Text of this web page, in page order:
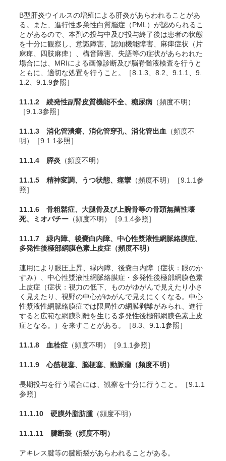
B型肝炎ウイルスの増殖による肝炎があらわれることがあ
る。
また、進行性多巣性白質脳症（PML）が認められるこ
とがあるので、本剤の投与中及び投与終了後は患者の状態
を十分に観察し、意識障害、認知機能障害、麻痺症状（片
麻痺、四肢麻痺）、構音障害、失語等の症状があらわれた
場合には、MRIによる画像診断及び脳脊髄液検査を行うと
ともに、適切な処置を行うこと。
［8.1.3、8.2、9.1.1、9.
1.2、9.1.9参照］
11.1.2 続発性副腎皮質機能不全、糖尿病 （頻度不明）
［9.1.3参照］
11.1.3 消化管潰瘍、消化管穿孔、消化管出血
（頻度不
明）［9.1.1参照］
11.1.4 膵炎 （頻度不明）
11.1.5 精神変調、うつ状態、痙攣（頻度不明）［9.1.1参
照］
11.1.6 骨粗鬆症、大腿骨及び上腕骨等の骨頭無菌性壊
死、ミオパチー （頻度不明）［9.1.4参照］
11.1.7 緑内障、後嚢白内障、中心性漿液性網脈絡膜症、
多発性後極部網膜色素上皮症 （頻度不明）
連用により眼圧上昇、緑内障、後嚢白内障（症状：眼のか
すみ）、中心性漿液性網脈絡膜症・多発性後極部網膜色素
上皮症（症状：視力の低下、ものがゆがんで見えたり小さ
く見えたり、視野の中心がゆがんで見えにくくなる。中心
性漿液性網脈絡膜症では限局性の網膜剥離がみられ、進行
すると広範な網膜剥離を生じる多発性後極部網膜色素上皮
症となる。）を来すことがある。［8.3、9.1.1参照］
11.1.8 血栓症 （頻度不明）［9.1.1参照］
11.1.9 心筋梗塞、脳梗塞、動脈瘤 （頻度不明）
長期投与を行う場合には、観察を十分に行うこと。［9.1.1
参照］
11.1.10 硬膜外脂肪腫 （頻度不明）
11.1.11 腱断裂 （頻度不明）
アキレス腱等の腱断裂があらわれることがある。